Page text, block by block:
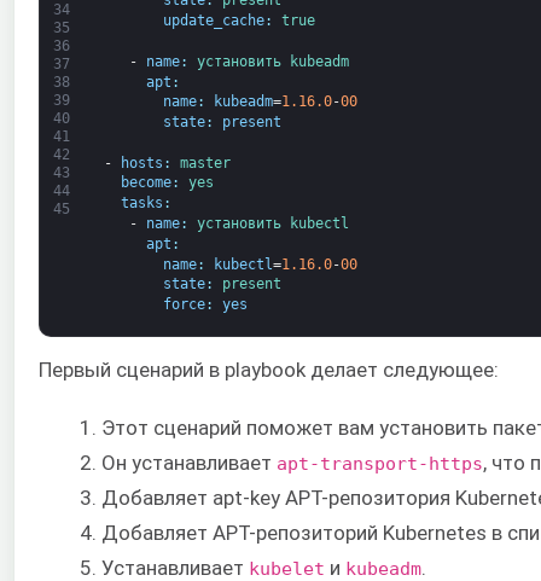
34
35
36
37
38
39
40
41
42
43
44
45
update_cache: true
- name: установить
kubeadm
apt :
name: kubeadm=1.16.0-00
state: present
- hosts :
master
become:
yes
tasks :
-
name: установить
kubectl
apt :
name: kubectl =1.16.0-00
state:
present
force: yes
Первый сценарий в playbook делает следующее:
Этот сценарий поможет вам установить
Он устанавливает apt-transport-https, что
Добавляет apt-key APT-репозитория
Добавляет APT-репозиторий Kubernetes в
Устанавливает kubelet и kubeadm